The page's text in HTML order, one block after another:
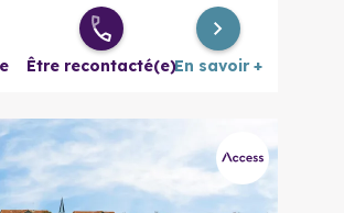
à partir de 210 000 €
Être recontacté(e)En savoir +